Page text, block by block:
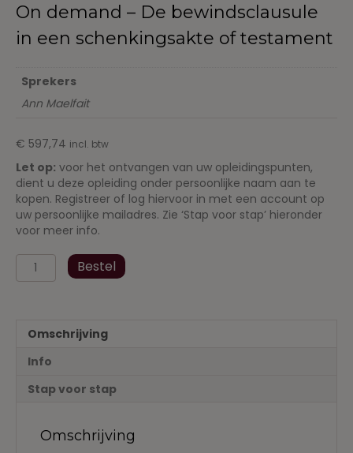
On demand – De bewindsclausule
in een schenkingsakte of testament
Sprekers
Ann Maelfait
€ 597,74 incl. btw
Let op: voor het ontvangen van uw opleidingspunten,
dient u deze opleiding onder persoonlijke naam aan te
kopen. Registreer of log hiervoor in met een account op
uw persoonlijke mailadres. Zie ‘Stap voor stap’ hieronder
voor meer info.
demand
een
Bestel
Omschrijving
Info
Stap voor stap
Omschrijving